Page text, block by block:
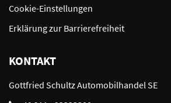
Cookie-Einstellungen
Erklärung zur Barrierefreiheit
KONTAKT
Gottfried Schultz Automobilhandel SE